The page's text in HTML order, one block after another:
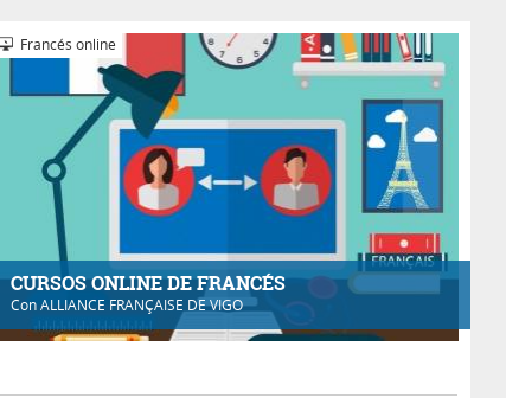
CURSOS ONLINE DE FRANCÉS
ConALLIANCE FRANÇAISE DE VIGO
Francés online